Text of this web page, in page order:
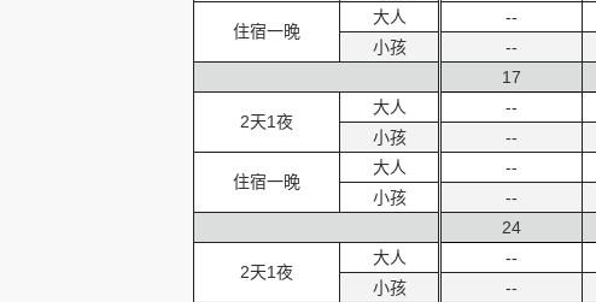
住宿一晚
大人
小孩
2天1夜
大人
小孩
住宿一晚
大人
小孩
2天1夜
大人
小孩
--
--
17
--
--
--
--
24
--
--